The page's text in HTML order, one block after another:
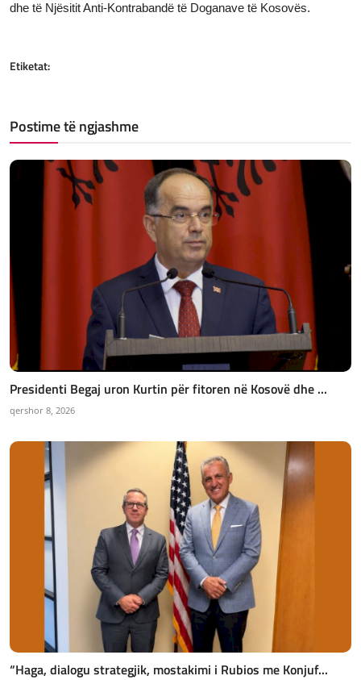
dhe të Njësitit Anti-Kontrabandë të Doganave të Kosovës.
Etiketat:
Postime të ngjashme
Presidenti Begaj uron Kurtin për fitoren në Kosovë dhe ...
qershor 8, 2026
“Haga, dialogu strategjik, mostakimi i Rubios me Konjuf...